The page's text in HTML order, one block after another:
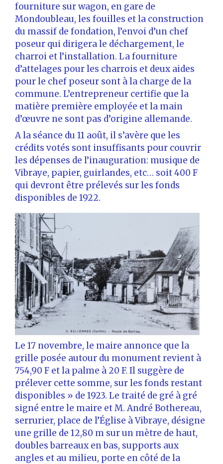
fourniture sur wagon, en gare de
Mondoubleau, les fouilles et la construction
du massif de fondation, l’envoi d’un chef
poseur qui dirigera le déchargement, le
charroi et l’installation. La fourniture
d’attelages pour les charrois et deux aides
pour le chef poseur sont à la charge de la
commune. L’entrepreneur certifie que la
matière première employée et la main
d’œuvre ne sont pas d’origine allemande.
A la séance du 11 août, il s’avère que les
crédits votés sont insuffisants pour couvrir
les dépenses de l’inauguration: musique de
Vibraye, papier, guirlandes, etc… soit 400 F
qui devront être prélevés sur les fonds
disponibles de 1922.
Le 17 novembre, le maire annonce que la
grille posée autour du monument revient à
754,90 F et la palme à 20 F. Il suggère de
prélever cette somme, sur les fonds restant
disponibles » de 1923. Le traité de gré à gré
signé entre le maire et M. André Bothereau,
serrurier, place de l’Église à Vibraye, désigne
une grille de 12,80 m sur un mètre de haut,
doubles barreaux en bas, supports aux
angles et au milieu, porte en côté de la